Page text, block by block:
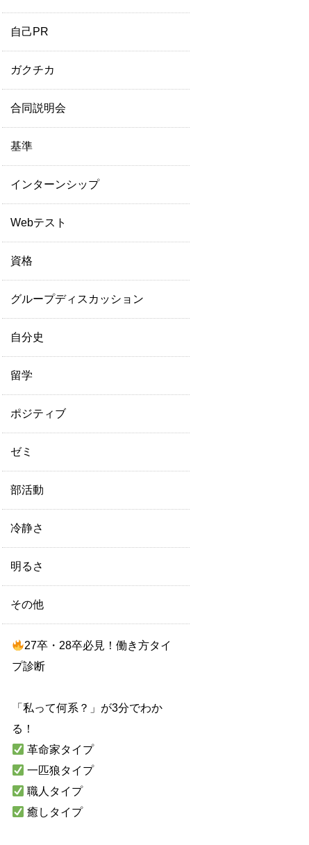
自己PR
ガクチカ
合同説明会
基準
インターンシップ
Webテスト
資格
グループディスカッション
自分史
留学
ポジティブ
ゼミ
部活動
冷静さ
明るさ
その他
27卒・28卒必見！働き方タイ
プ診断
「私って何系？」が3分でわか
る！
革命家タイプ
一匹狼タイプ
職人タイプ
癒しタイプ